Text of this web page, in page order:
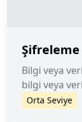
Şifreleme
Bilgi veya
bilgi veya
Orta Seviye